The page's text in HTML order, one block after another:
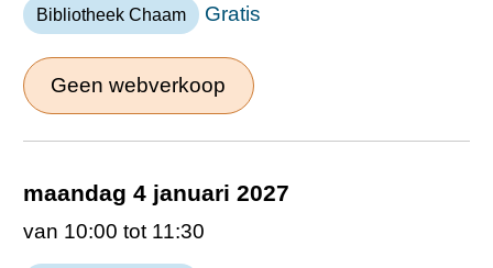
Bibliotheek Chaam Gratis
Geen webverkoop
maandag 4 januari 2027
van 10:00 tot 11:30